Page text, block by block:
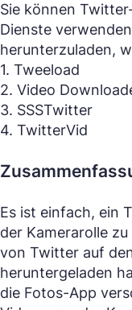
Sie können
Dienste
herunterzuladen,
1. Tweeload
2. Video
3. SSSTwitter
4. TwitterVid
Es ist einfach, ein
der Kamerarolle
von Twitter auf
heruntergeladen
die Fotos-App